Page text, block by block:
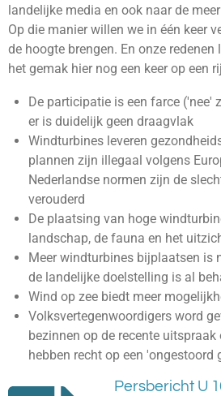
landelijke media en ook naar de
Op die manier willen we in één keer
de hoogte brengen. En onze redenen
het gemak hier nog een keer op een
De participatie is een farce ('nee'
er is duidelijk geen draagvlak
Windturbines leveren
plannen zijn illegaal volgens
Nederlandse normen zijn de
verouderd
De plaatsing van hoge
landschap, de fauna en het
Meer windturbines bijplaatsen is
de landelijke doelstelling is al
Wind op zee biedt meer
Volksvertegenwoordigers word
bezinnen op de recente uitspraak
hebben recht op een 'ongestoord
Persbericht U